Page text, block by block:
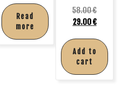
Read
more
58.00€
29.00€
Add to
cart